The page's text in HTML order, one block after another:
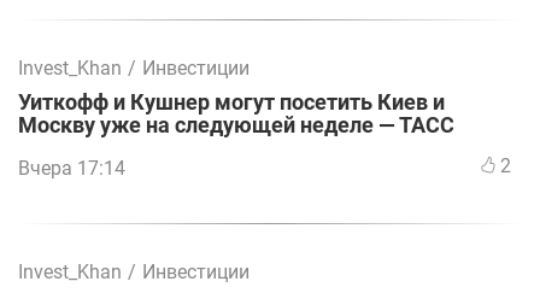
Invest_Khan / Инвестиции
Уиткофф и Кушнер могут посетить Киев и
Москву уже на следующей неделе — ТАСС
Вчера 17:14 2
Invest_Khan / Инвестиции